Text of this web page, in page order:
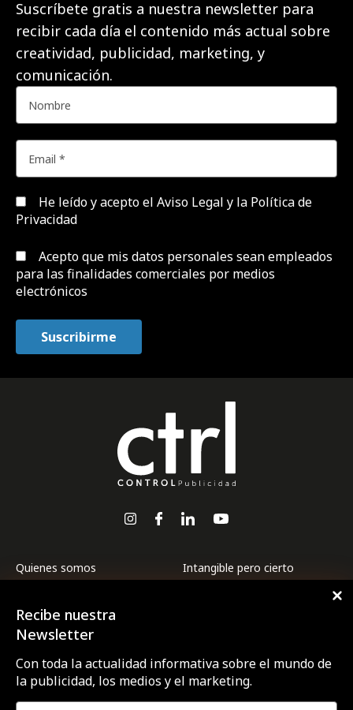
Recibe nuestra
Newsletter
Con toda la actualidad informativa sobre el mundo de
la publicidad, los medios y el marketing.
Suscríbete gratis a nuestra newsletter para
recibir cada día el contenido más actual sobre
creatividad, publicidad, marketing, y
comunicación.
He leído y acepto el Aviso Legal y la Política de
Privacidad
Acepto que mis datos personales sean empleados
para las finalidades comerciales por medios
electrónicos
Quienes somos
Revista CTRL
Suscríbete
Contacto
Agencias
Intangible pero cierto
Marcas y ESG
Medios
Opinión